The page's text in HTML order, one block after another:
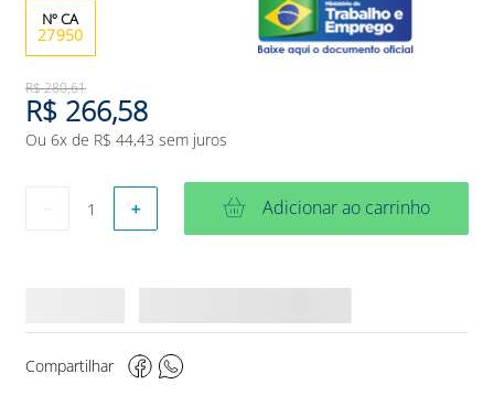
27950
R$280,61
R$ 266,58
Ou 6x de R$ 44,43 sem juros
＋ Adicionar ao carrinho
Compartilhar